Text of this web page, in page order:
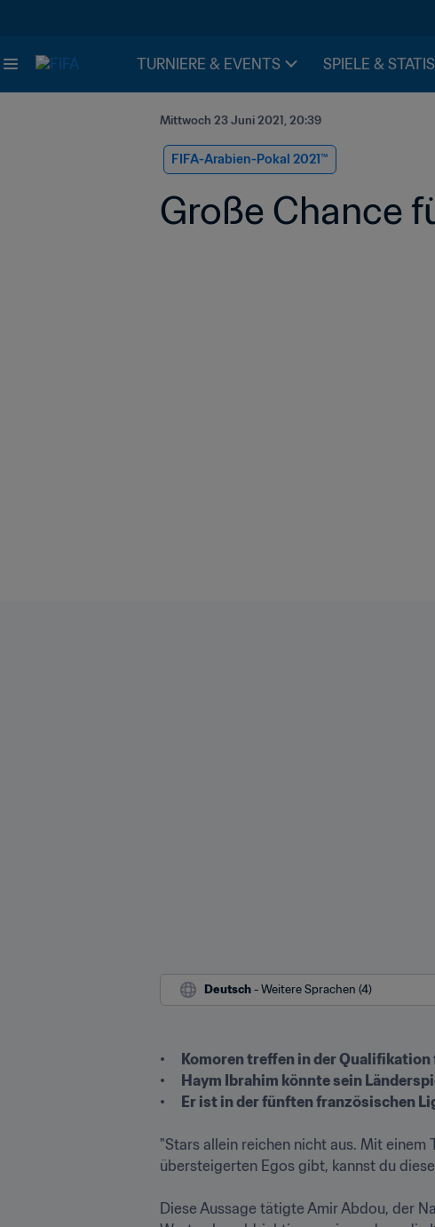
TURNIERE & EVENTS SPIELE &
Mittwoch 23 Juni 2021, 20:39
FIFA-Arabien-Pokal 2021™️
Große Chance
Deutsch - Weitere Sprachen (4)
•	Komoren treffen in der Qualifikation für den Arabien-Pokal 2021 auf Palästina
•	Haym Ibrahim könnte sein Länderspieldebüt geben
•	Er ist in der fünften französischen
"Stars allein reichen nicht aus. Mit einem
übersteigerten Egos gibt, kannst du
Diese Aussage tätigte Amir Abdou, der